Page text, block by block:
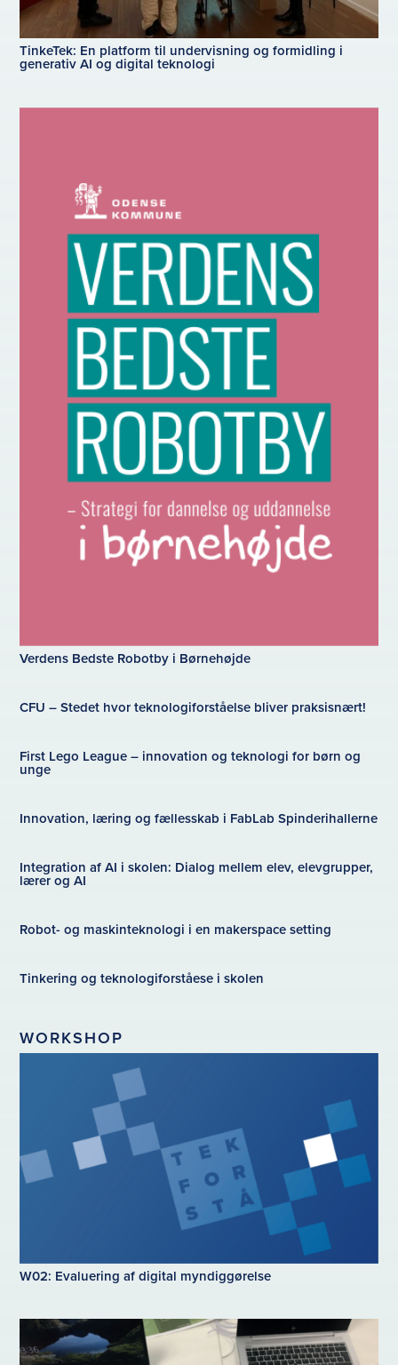
TinkeTek: En platform til undervisning og formidling i
generativ AI og digital teknologi
Verdens Bedste Robotby i Børnehøjde
CFU – Stedet hvor teknologiforståelse bliver praksisnært!
First Lego League – innovation og teknologi for børn og
unge
Innovation, læring og fællesskab i FabLab Spinderihallerne
Integration af AI i skolen: Dialog mellem elev, elevgrupper,
lærer og AI
Robot- og maskinteknologi i en makerspace setting
Tinkering og teknologiforståese i skolen
WORKSHOP
W02: Evaluering af digital myndiggørelse